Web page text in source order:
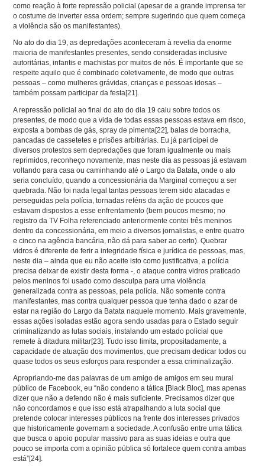
como reação à forte repressão policial (apesar de a grande imprensa ter
o costume de inverter essa ordem; sempre sugerindo que quem começa
a violência são os manifestantes).
No ato do dia 19, as depredações aconteceram à revelia da enorme
maioria de manifestantes presentes, sendo consideradas inclusive
autoritárias, infantis e machistas por muitos de nós. É importante que se
respeite aquilo que é combinado coletivamente, de modo que outras
pessoas – como mulheres grávidas, crianças e pessoas idosas –
também possam participar da festa [21]
A repressão policial ao final do ato do dia 19 caiu sobre todos os
presentes, de modo que a vida de todas essas pessoas estava em risco,
exposta a bombas de gás, spray de pimenta [22]
, balas de borracha,
pancadas de cassetetes e prisões arbitrárias. Eu já participei de
diversos protestos sem depredações que foram igualmente ou mais
reprimidos, reconheço novamente, mas neste dia as pessoas já estavam
voltando para casa ou caminhando até o Largo da Batata, onde o ato
seria concluído, quando a concessionária da Marginal começou a ser
quebrada. Não foi nada legal tantas pessoas terem sido atacadas e
perseguidas pela polícia, tornadas reféns da ação de poucos que
estavam dispostos a esse enfrentamento (bem poucos mesmo; no
registro da TV Folha referenciado anteriormente contei três meninos
dentro da concessionária, em meio a diversos jornalistas, e entre quatro
e cinco na agência bancária, não dá para saber ao certo). Quebrar
vidros é diferente de ferir a integridade física e jurídica de pessoas, mas,
neste dia – ainda que eu não aceite isto como justificativa, a polícia
precisa deixar de existir desta forma -, o ataque contra vidros praticado
pelos meninos foi usado como desculpa para uma violência
generalizada contra as pessoas, pela polícia. Não somente contra
manifestantes, mas contra qualquer pessoa que tenha dado o azar de
estar na região do Largo da Batata naquele momento. Mais gravemente,
essas ações isoladas estão agora sendo usadas para o Estado seguir
criminalizando as lutas sociais, instalando um estado policial que
remete à ditadura militar[23] . Tudo isso limita, propositadamente, a
capacidade de atuação dos movimentos, que precisam dedicar todos ou
quase todos os seus esforços para responder a essa criminalização.
Apropriando-me das palavras de um amigo de amigos em seu mural
público de Facebook, eu “não condeno a tática [Black Bloc], mas apenas
dizer que não a defendo não é mais suficiente. Precisamos dizer que
não concordamos e que isso está atrapalhando a luta social que
pretende colocar interesses públicos na frente dos interesses privados
que historicamente governam a sociedade. A confusão entre uma tática
que busca o apoio popular massivo para as suas ideias e outra que
pouco se importa com a opinião pública só fortalece quem contra ambas
está”[24]